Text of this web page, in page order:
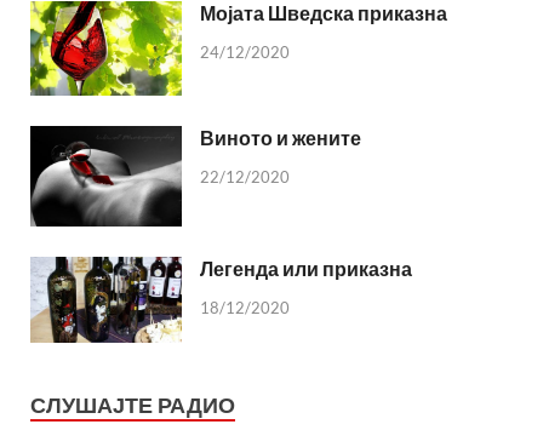
Мојата Шведска приказна
24/12/2020
Виното и жените
22/12/2020
Легенда или приказна
18/12/2020
СЛУШАЈТЕ РАДИО